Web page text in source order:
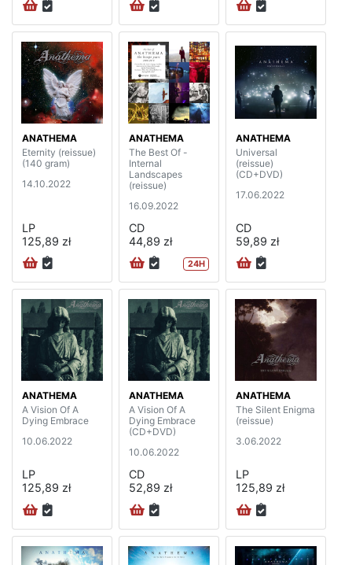
ANATHEMA
Eternity (reissue)
(140 gram)
14.10.2022
LP
125,89 zł
ANATHEMA
The Best Of -
Internal
Landscapes
(reissue)
16.09.2022
CD
44,89 zł
24H
ANATHEMA
Universal
(reissue)
(CD+DVD)
17.06.2022
CD
59,89 zł
ANATHEMA
A Vision Of A
Dying Embrace
10.06.2022
LP
125,89 zł
ANATHEMA
A Vision Of A
Dying Embrace
(CD+DVD)
10.06.2022
CD
52,89 zł
ANATHEMA
The Silent Enigma
(reissue)
3.06.2022
LP
125,89 zł